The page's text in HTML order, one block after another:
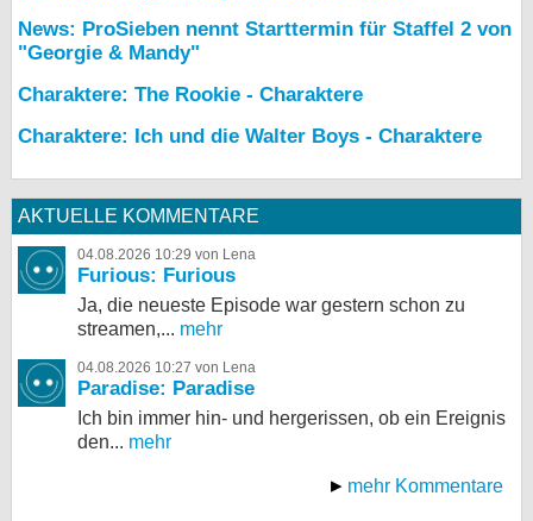
News: ProSieben nennt Starttermin für Staffel 2 von
"Georgie & Mandy"
Charaktere: The Rookie - Charaktere
Charaktere: Ich und die Walter Boys - Charaktere
AKTUELLE KOMMENTARE
04.08.2026 10:29 von Lena
Furious: Furious
Ja, die neueste Episode war gestern schon zu
streamen,... mehr
04.08.2026 10:27 von Lena
Paradise: Paradise
Ich bin immer hin- und hergerissen, ob ein Ereignis
den... mehr
mehr Kommentare